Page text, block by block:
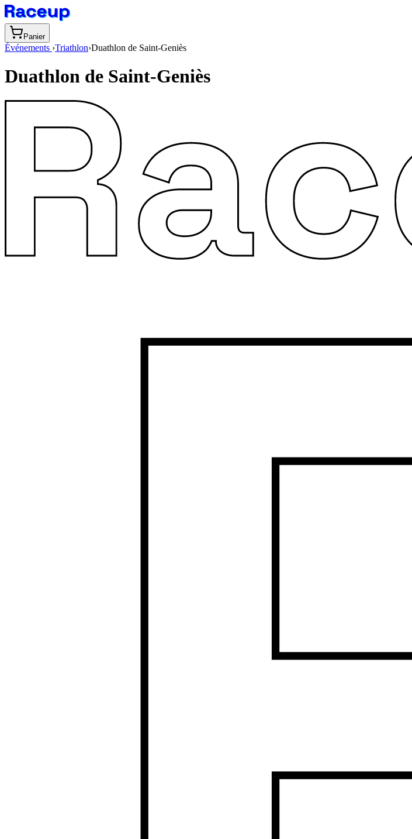
Panier
Événements ›Triathlon›Duathlon de Saint-Geniès
Duathlon de Saint-Geniès